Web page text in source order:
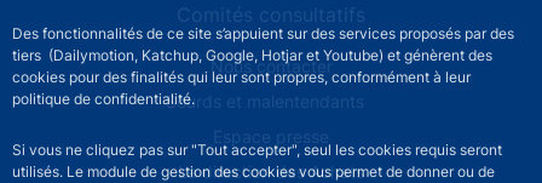
Des fonctionnalités de ce site s’appuient sur des services proposés par des
tiers (Dailymotion, Katchup, Google, Hotjar et Youtube) et génèrent des
cookies pour des finalités qui leur sont propres, conformément à leur
politique de confidentialité.
Si vous ne cliquez pas sur "Tout accepter", seul les cookies requis seront
utilisés. Le module de gestion des cookies vous permet de donner ou de
Comités consultatifs
Footer secondary menuNous contacter
Sourds et malentendants
Espace presse
La direction des Achats